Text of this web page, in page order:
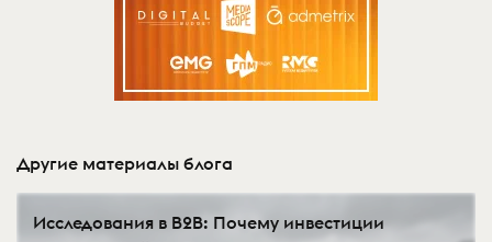
Другие материалы блога
Исследования в B2B: Почему инвестиции